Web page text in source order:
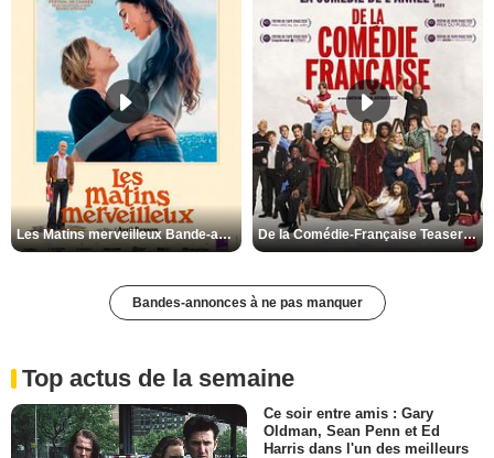
Les Matins merveilleux Bande-annonce VF De la Comédie-Française Teaser VF
Bandes-annonces à ne pas manquer
Top actus de la semaine
Ce soir entre amis : Gary
Oldman, Sean Penn et Ed
Harris dans l'un des meilleurs